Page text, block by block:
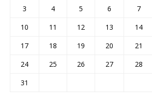
3
4 5 6 7
10
11 12 13 14
17
18 19 20 21
24
25 26 27 28
31